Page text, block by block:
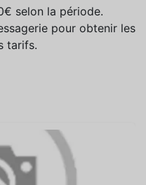
selon la période.
pour obtenir les
tarifs.